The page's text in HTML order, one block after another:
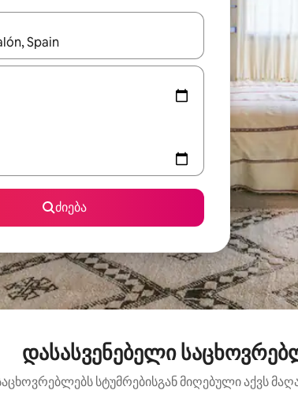
ხელმისაწვდომი გახდება, ნავიგაციისთვის
ძიება
დასასვენებელი
სტუმრებისგან მიღებული აქვს